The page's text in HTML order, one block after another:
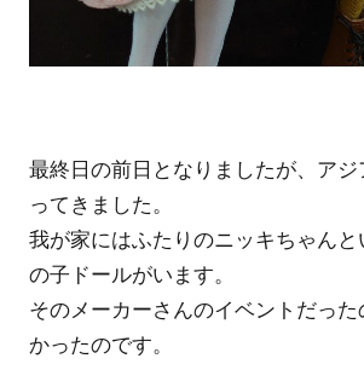
最終日の前日となりましたが、ア
ってきました。
我が家にはふたりのニッキちゃん
の子ドールがいます。
そのメーカーさんのイベントだった
かったのです。